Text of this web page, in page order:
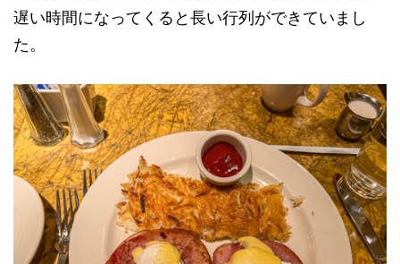
遅い時間になってくると長い行列ができていまし
た。